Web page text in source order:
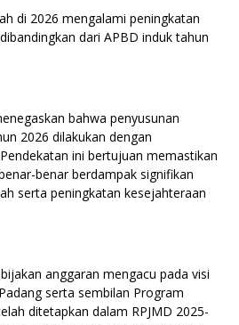
di 2026 mengalami peningkatan
dari APBD induk tahun
bahwa penyusunan
2026 dilakukan dengan
ini bertujuan memastikan
benar berdampak signifikan
serta peningkatan kesejahteraan
anggaran mengacu pada visi
serta sembilan Program
ditetapkan dalam RPJMD 2025-